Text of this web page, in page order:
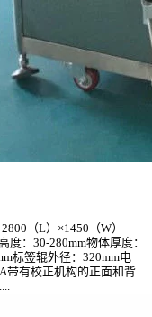
（L）×1450（W）
度：30-280mm物体厚度：
标签辊外径：320mm电
带有校正机构的正面和背